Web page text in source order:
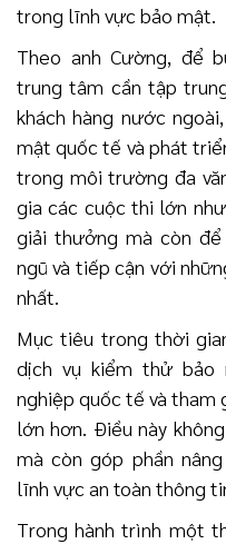
trong lĩnh vực bảo mật.
Theo anh Cường, để
trung tâm cần tập
khách hàng nước
mật quốc tế và phát
trong môi trường đa
gia các cuộc thi lớn
giải thưởng mà còn
ngũ và tiếp cận với
nhất.
Mục tiêu trong thời
dịch vụ kiểm thử bảo
nghiệp quốc tế và tham
lớn hơn. Điều này
mà còn góp phần
lĩnh vực an toàn thông
Trong hành trình một